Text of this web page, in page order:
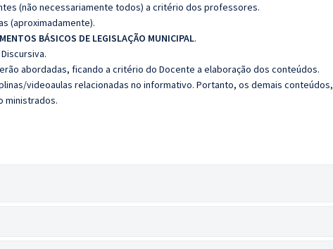
(não necessariamente todos) a critério dos professores.
(aproximadamente).
BÁSICOS DE LEGISLAÇÃO MUNICIPAL.
abordadas, ficando a critério do Docente a elaboração dos conteúdos.
videoaulas relacionadas no informativo. Portanto, os demais conteúdos,
ministrados.